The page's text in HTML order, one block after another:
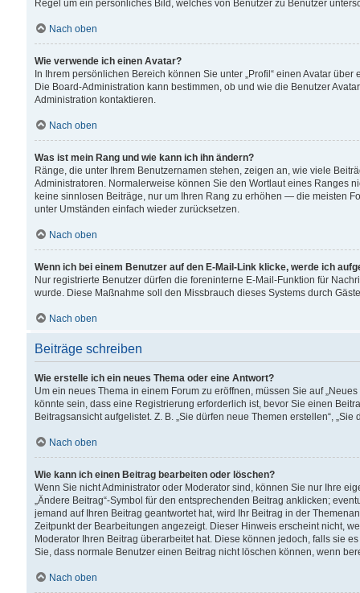
Regel um ein persönliches Bild, welches von Benutzer zu Benutzer
Nach oben
Wie verwende ich einen Avatar?
In Ihrem persönlichen Bereich können Sie unter „Profil“ einen Avatar
Die Board-Administration kann bestimmen, ob und wie die Benutzer
Administration kontaktieren.
Nach oben
Was ist mein Rang und wie kann ich ihn ändern?
Ränge, die unter Ihrem Benutzernamen stehen, zeigen an, wie viele
Administratoren. Normalerweise können Sie den Wortlaut eines Ranges
keine sinnlosen Beiträge, nur um Ihren Rang zu erhöhen — die meisten
unter Umständen einfach wieder zurücksetzen.
Nach oben
Wenn ich bei einem Benutzer auf den E-Mail-Link klicke, werde ich
Nur registrierte Benutzer dürfen die foreninterne E-Mail-Funktion für
wurde. Diese Maßnahme soll den Missbrauch dieses Systems durch
Nach oben
Beiträge schreiben
Wie erstelle ich ein neues Thema oder eine Antwort?
Um ein neues Thema in einem Forum zu eröffnen, müssen Sie auf
könnte sein, dass eine Registrierung erforderlich ist, bevor Sie einen
Beitragsansicht aufgelistet. Z. B. „Sie dürfen neue Themen erstellen“,
Nach oben
Wie kann ich einen Beitrag bearbeiten oder löschen?
Wenn Sie nicht Administrator oder Moderator sind, können Sie nur Ihre
„Ändere Beitrag“-Symbol für den entsprechenden Beitrag anklicken;
jemand auf Ihren Beitrag geantwortet hat, wird Ihr Beitrag in der
Zeitpunkt der Bearbeitungen angezeigt. Dieser Hinweis erscheint nicht,
Moderator Ihren Beitrag überarbeitet hat. Diese können jedoch, falls sie
Sie, dass normale Benutzer einen Beitrag nicht löschen können, wenn
Nach oben